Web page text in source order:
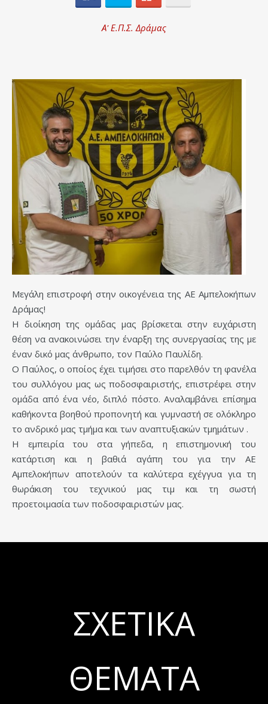
Α' Ε.Π.Σ. Δράμας
Μεγάλη επιστροφή στην οικογένεια της ΑΕ Αμπελοκήπων
Δράμας!
Η διοίκηση της ομάδας μας βρίσκεται στην ευχάριστη
θέση να ανακοινώσει την έναρξη της συνεργασίας της με
έναν δικό μας άνθρωπο, τον Παύλο Παυλίδη.
Ο Παύλος, ο οποίος έχει τιμήσει στο παρελθόν τη φανέλα
του συλλόγου μας ως ποδοσφαιριστής, επιστρέφει στην
ομάδα από ένα νέο, διπλό πόστο. Αναλαμβάνει επίσημα
καθήκοντα βοηθού προπονητή και γυμναστή σε ολόκληρο
το ανδρικό μας τμήμα και των αναπτυξιακών τμημάτων .
Η εμπειρία του στα γήπεδα, η επιστημονική του
κατάρτιση και η βαθιά αγάπη του για την ΑΕ
Αμπελοκήπων αποτελούν τα καλύτερα εχέγγυα για τη
θωράκιση του τεχνικού μας τιμ και τη σωστή
προετοιμασία των ποδοσφαιριστών μας.
ΣΧΕΤΙΚΆ
ΘΈΜΑΤΑ